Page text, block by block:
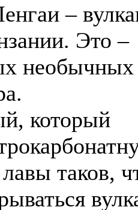
–
Это –
необычных
который
таков,